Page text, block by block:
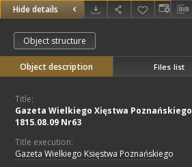
Hide details
Object structure
Object description Files list
Title:
Gazeta Wielkiego Xięstwa Poznańskiego
1815.08.09 Nr63
Title execution:
Gazeta Wielkiego Księstwa Poznańskiego